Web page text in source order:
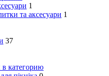
1
та аксесуари 1
37
в категорию